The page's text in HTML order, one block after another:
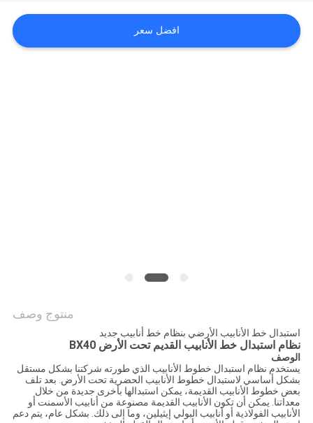
أخبار
القضايا
افضل سعر
منتوج وصف
استبدال خط الأنابيب الأرضي بنظام خط أنابيب جديد
نظام استبدال خط الأنابيب القديم تحت الأرض BX40
الوصف
يستخدم نظام استبدال خطوط الأنابيب الذي طورته شركتنا بشكل مستقل
بشكل أساسي لاستبدال خطوط الأنابيب الحضرية تحت الأرض. بعد تلف
بعض خطوط الأنابيب القديمة، يمكن استبدالها بأخرى جديدة من خلال
معداتنا. يمكن أن تكون الأنابيب القديمة مصنوعة من أنابيب الأسمنت أو
الأنابيب الفولاذية أو أنابيب البولي إيثيلين، وما إلى ذلك. بشكل عام، يتم دعم